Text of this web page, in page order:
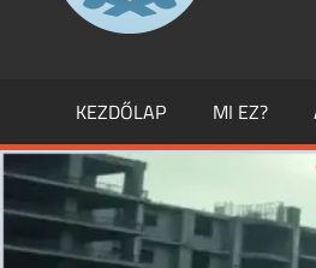
KEZDŐLAP MI EZ?